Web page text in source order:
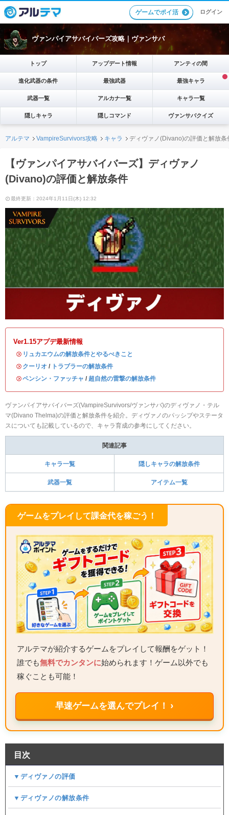
ゲームでポイ活 ログイン
ヴァンパイアサバイバーズ攻略｜ヴァンサバ
トップ アップデート情報 アンティの間
進化武器の条件 最強武器 最強キャラ
武器一覧 アルカナ一覧 キャラ一覧
隠しキャラ 隠しコマンド ヴァンサバクイズ
アルテマ VampireSurvivors攻略 キャラ ディヴァノ(Divano)の評価と解放条
【ヴァンパイアサバイバーズ】ディヴァノ
(Divano)の評価と解放条件
最終更新：2024年1月11日(木) 12:32
Ver1.15アプデ最新情報
・ リュカエウムの解放条件とやるべきこと
・ クーリオ / トラブラーの解放条件
・ペンシン・ファッチャ / 超自然の雷撃の解放条件
ヴァンパイアサバイバーズ(VampireSurvivors/ヴァンサバ)のディヴァノ・テル
マ(Divano Thelma)の評価と解放条件を紹介。ディヴァノのパッシブやステータ
スについても記載しているので、キャラ育成の参考にしてください。
関連記事
キャラ一覧 隠しキャラの解放条件
武器一覧 アイテム一覧
ゲームをプレイして課金代を稼ごう！
アルテマが紹介するゲームをプレイして報酬をゲット！
誰でも無料でカンタンに始められます！ゲーム以外でも
稼ぐことも可能！
早速ゲームを選んでプレイ！ ›
目次
▼ディヴァノの評価
▼ディヴァノの解放条件